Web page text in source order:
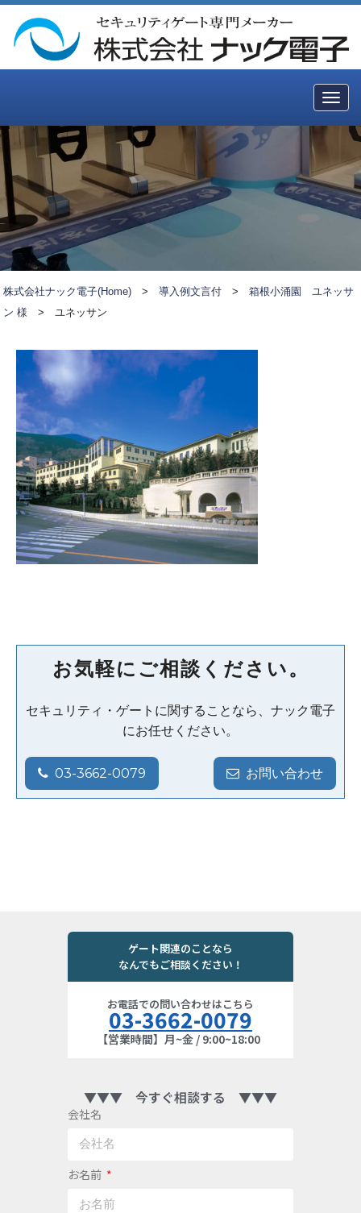
株式会社ナック電子(Home) >導入例文言付 >箱根小涌園 ユネッサ
ン 様 > ユネッサン
お気軽にご相談ください。
セキュリティ・ゲートに関することなら、ナック電子
にお任せください。
03-3662-0079 お問い合わせ
ゲート関連のことなら
なんでもご相談ください！
お電話での問い合わせはこちら
03-3662-0079
【営業時間】月~金 / 9:00~18:00
▼▼▼ 今すぐ相談する ▼▼▼
会社名
お名前